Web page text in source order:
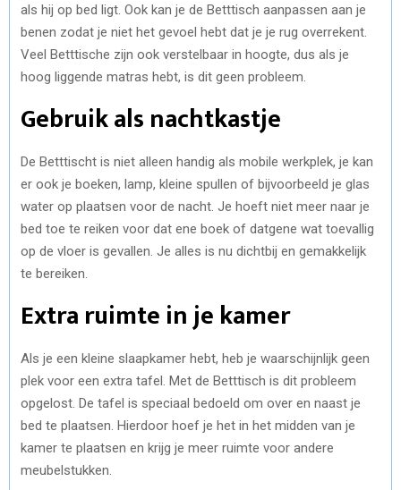
als hij op bed ligt. Ook kan je de Betttisch aanpassen aan je
benen zodat je niet het gevoel hebt dat je je rug overrekent.
Veel Betttische zijn ook verstelbaar in hoogte, dus als je
hoog liggende matras hebt, is dit geen probleem.
Gebruik als nachtkastje
De Betttischt is niet alleen handig als mobile werkplek, je kan
er ook je boeken, lamp, kleine spullen of bijvoorbeeld je glas
water op plaatsen voor de nacht. Je hoeft niet meer naar je
bed toe te reiken voor dat ene boek of datgene wat toevallig
op de vloer is gevallen. Je alles is nu dichtbij en gemakkelijk
te bereiken.
Extra ruimte in je kamer
Als je een kleine slaapkamer hebt, heb je waarschijnlijk geen
plek voor een extra tafel. Met de Betttisch is dit probleem
opgelost. De tafel is speciaal bedoeld om over en naast je
bed te plaatsen. Hierdoor hoef je het in het midden van je
kamer te plaatsen en krijg je meer ruimte voor andere
meubelstukken.